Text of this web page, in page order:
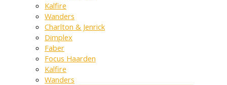
Kalfire
Wanders
Charlton & Jenrick
Dimplex
Faber
Focus Haarden
Kalfire
Wanders